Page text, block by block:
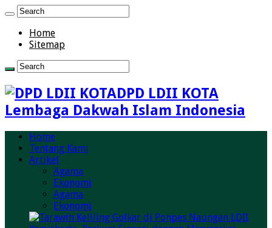
Home
Sitemap
DPD LDII KOTA
Lembaga Dakwah Islam Indonesia
Home
Tentang Kami
Artikel
Agama
Ekonomi
Agama
Ekonomi